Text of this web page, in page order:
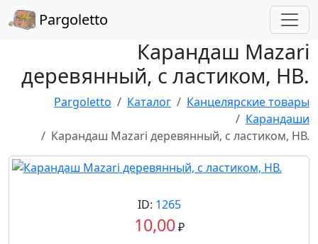
Pargoletto
Карандаш Mazari
деревянный, с ластиком, НВ.
Pargoletto Каталог
Канцелярские товары
Карандаши
Карандаш Mazari деревянный, с ластиком, НВ.
ID: 1265
10,00₽